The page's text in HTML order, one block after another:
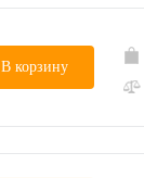
В корзину